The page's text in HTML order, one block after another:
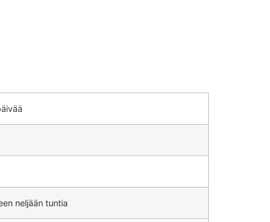
neljään tuntia